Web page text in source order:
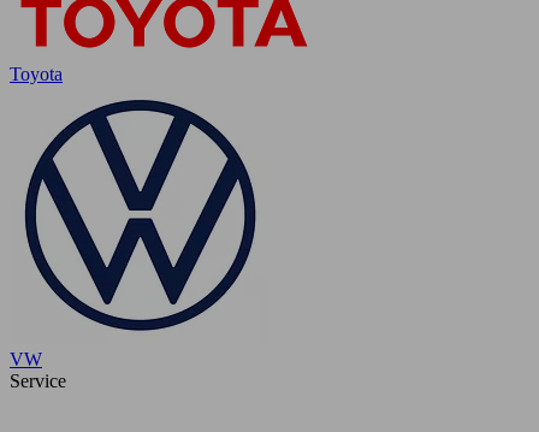
Toyota
VW
Service